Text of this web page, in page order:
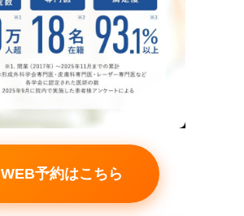
WEB予約はこちら